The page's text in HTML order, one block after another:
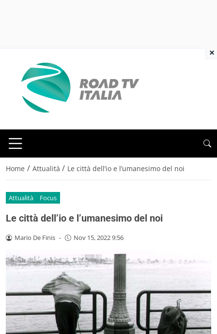
Home / Attualità / Le città dell’io e l’umanesimo del noi
Attualità Focus
Le città dell’io e l’umanesimo del noi
Mario De Finis - Nov 15, 2022 9:56
×